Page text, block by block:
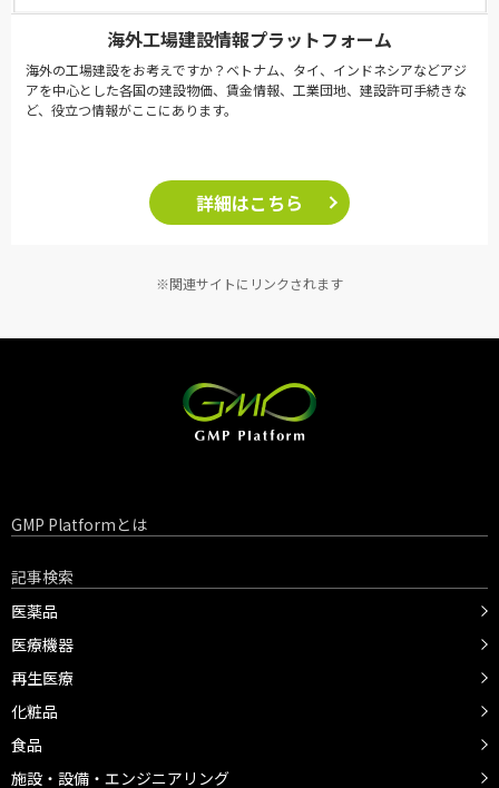
海外工場建設情報プラットフォーム
海外の工場建設をお考えですか？ベトナム、タイ、インドネシアなどアジ
アを中心とした各国の建設物価、賃金情報、工業団地、建設許可手続きな
ど、役立つ情報がここにあります。
詳細はこちら
※関連サイトにリンクされます
GMP Platformとは
記事検索
医薬品
医療機器
再生医療
化粧品
食品
施設・設備・エンジニアリング